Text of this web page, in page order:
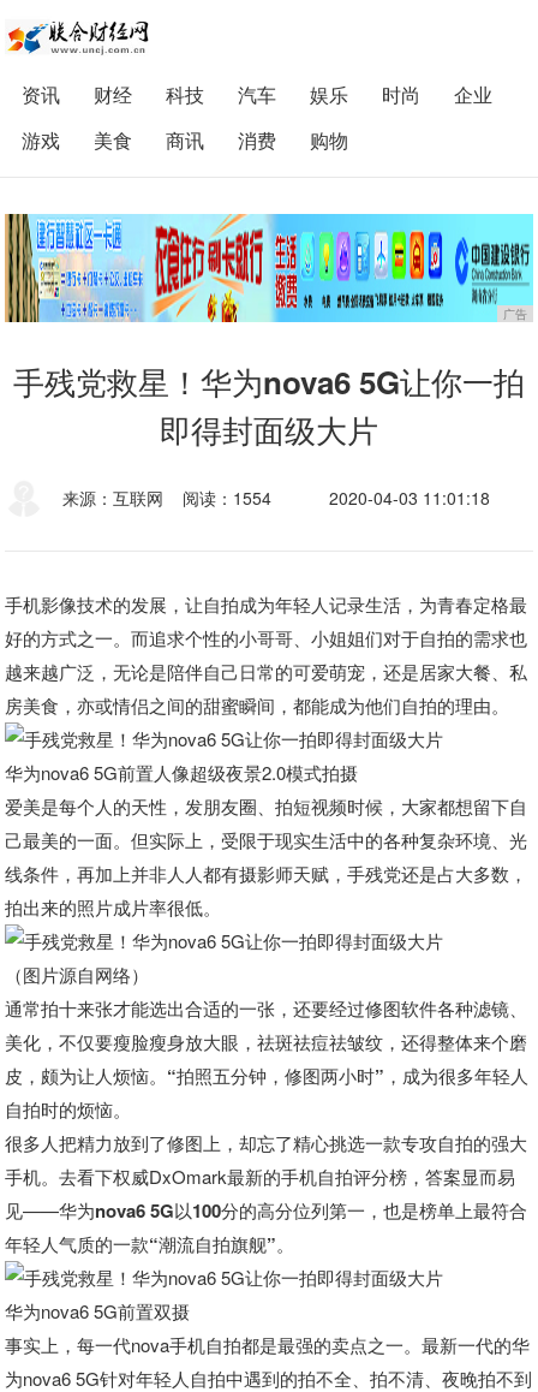
资讯 财经 科技 汽车 娱乐 时尚
企业
游戏
美食 商讯 消费 购物
广告
手残党救星！华为nova6 5G让你一拍
即得封面级大片
来源：互联网 阅读：1554 2020-04-03 11:01:18
手机影像技术的发展，让自拍成为年轻人记录生活，为青春定格最
好的方式之一。而追求个性的小哥哥、小姐姐们对于自拍的需求也
越来越广泛，无论是陪伴自己日常的可爱萌宠，还是居家大餐、私
房美食，亦或情侣之间的甜蜜瞬间，都能成为他们自拍的理由。
华为nova6 5G前置人像超级夜景2.0模式拍摄
爱美是每个人的天性，发朋友圈、拍短视频时候，大家都想留下自
己最美的一面。但实际上，受限于现实生活中的各种复杂环境、光
线条件，再加上并非人人都有摄影师天赋，手残党还是占大多数，
拍出来的照片成片率很低。
（图片源自网络）
通常拍十来张才能选出合适的一张，还要经过修图软件各种滤镜、
美化，不仅要瘦脸瘦身放大眼，祛斑祛痘祛皱纹，还得整体来个磨
皮，颇为让人烦恼。 “拍照五分钟，修图两小时”，成为很多年轻人
自拍时的烦恼。
很多人把精力放到了修图上，却忘了精心挑选一款专攻自拍的强大
手机。去看下权威DxOmark最新的手机自拍评分榜，答案显而易
见——华为nova6 5G以100分的高分位列第一，也是榜单上最符合
年轻人气质的一款“潮流自拍旗舰”。
华为nova6 5G前置双摄
事实上，每一代nova手机自拍都是最强的卖点之一。最新一代的华
为nova6 5G针对年轻人自拍中遇到的拍不全、拍不清、夜晚拍不到